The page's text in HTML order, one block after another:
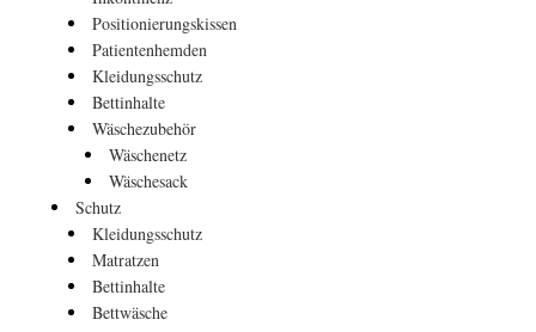
Positionierungskissen
Patientenhemden
Kleidungsschutz
Bettinhalte
Wäschezubehör
Wäschenetz
Wäschesack
Schutz
Kleidungsschutz
Matratzen
Bettinhalte
Bettwäsche